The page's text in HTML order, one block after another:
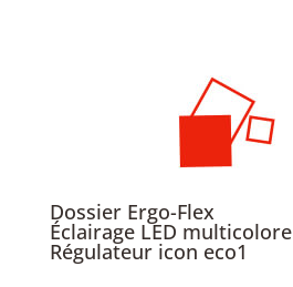
Dossier Ergo-Flex
Éclairage LED multicolore
Régulateur icon eco1